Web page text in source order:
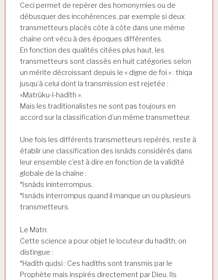
Ceci permet de repérer des homonymies ou de
débusquer des incohérences, par exemple si deux
transmetteurs placés côte à côte dans une même
chaîne ont vécu à des époques différentes.
En fonction des qualités citées plus haut, les
transmetteurs sont classés en huit catégories selon
un mérite décroissant depuis le « digne de foi » : thiqa
jusqu’à celui dont la transmission est rejetée :
«Matrûku-l-hadîth ».
Mais les traditionalistes ne sont pas toujours en
accord sur la classification d’un même transmetteur.
Une fois les différents transmetteurs repérés, reste à
établir une classification des isnâds considérés dans
leur ensemble c’est à dire en fonction de la validité
globale de la chaîne :
*Isnâds ininterrompus.
*Isnâds interrompus quand il manque un ou plusieurs
transmetteurs.
Le Matn:
Cette science a pour objet le locuteur du hadîth, on
distingue :
*Hadîth qudsi : Ces hadîths sont transmis par le
Prophète mais inspirés directement par Dieu. Ils